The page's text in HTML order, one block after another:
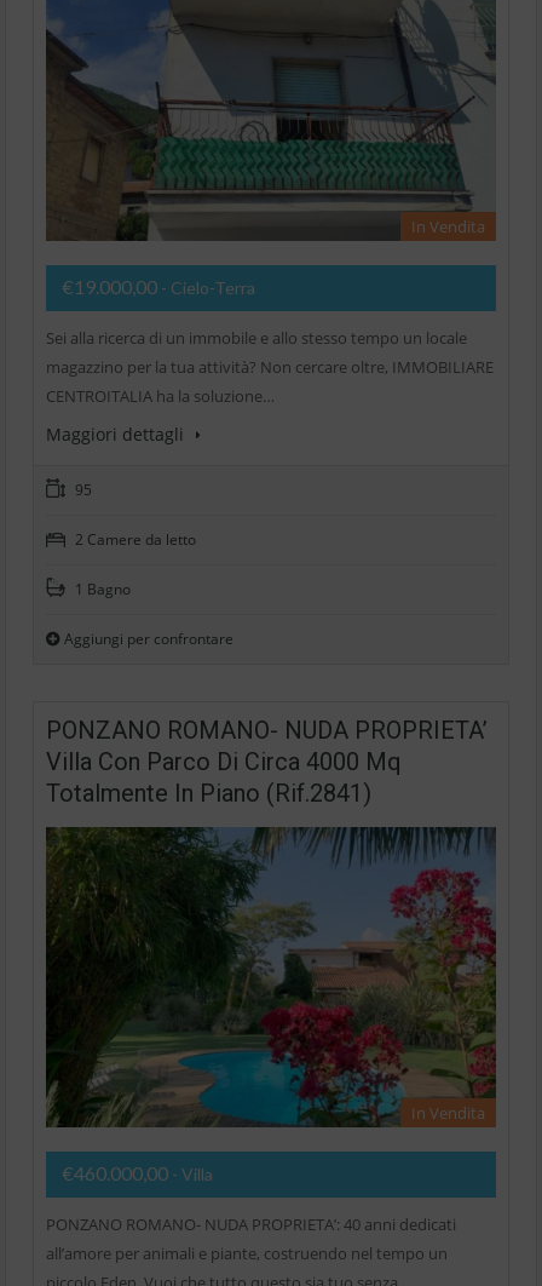
In Vendita
€19.000,00 - Cielo-Terra
Sei alla ricerca di un immobile e allo stesso tempo un locale
magazzino per la tua attività? Non cercare oltre, IMMOBILIARE
CENTROITALIA ha la soluzione…
Maggiori dettagli
95
2 Camere da letto
1 Bagno
Aggiungi per confrontare
PONZANO ROMANO- NUDA PROPRIETA’
Villa Con Parco Di Circa 4000 Mq
Totalmente In Piano (Rif.2841)
In Vendita
€460.000,00 - Villa
PONZANO ROMANO- NUDA PROPRIETA’: 40 anni dedicati
all’amore per animali e piante, costruendo nel tempo un